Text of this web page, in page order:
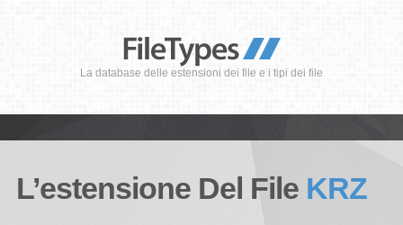
La database delle estensioni dei file e i tipi dei file
L’estensione Del File KRZ